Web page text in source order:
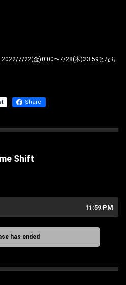
7/22(金)0:00〜7/28(木)23:59となり
Share
Shift
11:59 PM
has ended